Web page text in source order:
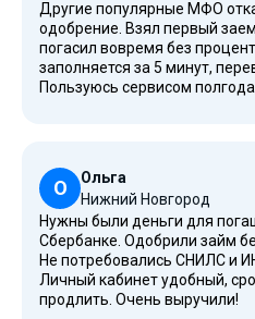
Другие популярные МФО
одобрение. Взял первый
погасил вовремя без
заполняется за 5 минут,
Пользуюсь сервисом
О
Ольга
Нижний Новгород
Нужны были деньги для
Сбербанке. Одобрили займ
Не потребовались СНИЛС и
Личный кабинет удобный,
продлить. Очень выручили!